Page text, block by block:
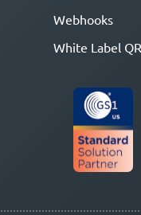
Webhooks
White Label